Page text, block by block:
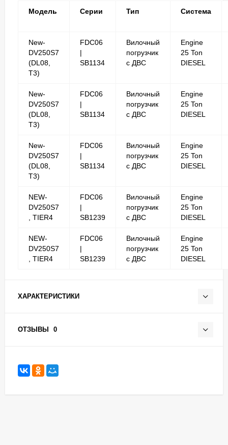
Модель Серии Тип Система
New-
DV250S7
(DL08,
T3)
FDC06
|
SB1134
Вилочный
погрузчик
с ДВС
Engine
25 Ton
DIESEL
New-
DV250S7
(DL08,
T3)
FDC06
|
SB1134
Вилочный
погрузчик
с ДВС
Engine
25 Ton
DIESEL
New-
DV250S7
(DL08,
T3)
FDC06
|
SB1134
Вилочный
погрузчик
с ДВС
Engine
25 Ton
DIESEL
NEW-
DV250S7
, TIER4
FDC06
|
SB1239
Вилочный
погрузчик
с ДВС
Engine
25 Ton
DIESEL
NEW-
DV250S7
, TIER4
FDC06
|
SB1239
Вилочный
погрузчик
с ДВС
Engine
25 Ton
DIESEL
ХАРАКТЕРИСТИКИ
ОТЗЫВЫ 0